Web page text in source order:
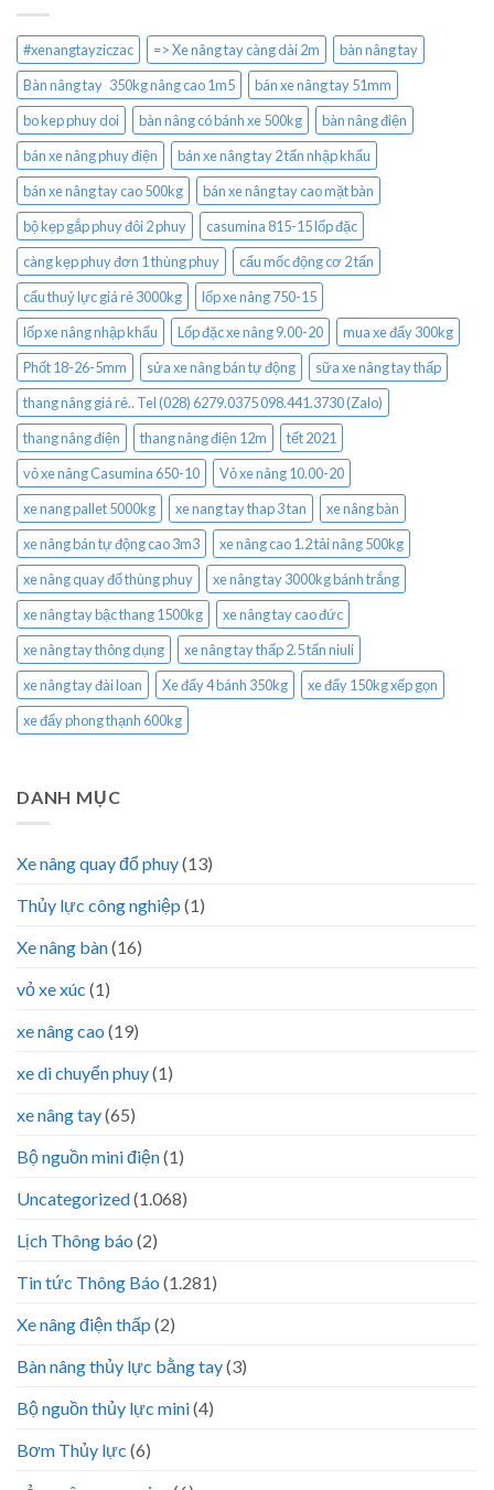
#xenangtayziczac => Xe nâng tay càng dài 2m
bàn nâng tay
Bàn nâng tay 350kg nâng cao 1m5
bán xe nâng tay 51mm
bo kep phuy doi
bàn nâng có bánh xe 500kg
bàn nâng điện
bán xe nâng phuy điện
bán xe nâng tay 2 tấn nhập khẩu
bán xe nâng tay cao 500kg
bán xe nâng tay cao mặt bàn
bộ kẹp gắp phuy đôi 2 phuy
casumina 815-15 lốp đặc
càng kẹp phuy đơn 1 thùng phuy
cẩu mốc động cơ 2 tấn
cẩu thuỷ lực giá rẻ 3000kg
lốp xe nâng 750-15
lốp xe nâng nhập khẩu
Lốp đặc xe nâng 9.00-20
mua xe đẩy 300kg
Phốt 18-26-5mm
sửa xe nâng bán tự động
sữa xe nâng tay thấp
thang nâng giá rẻ.. Tel (028) 6279.0375 098.441.3730 (Zalo)
thang nâng điện
thang nâng điện 12m
tết 2021
vỏ xe nâng Casumina 650-10
Vỏ xe nâng 10.00-20
xe nang pallet 5000kg
xe nang tay thap 3 tan
xe nâng bàn
xe nâng bán tự động cao 3m3
xe nâng cao 1.2 tải nâng 500kg
xe nâng quay đổ thùng phuy
xe nâng tay 3000kg bánh trắng
xe nâng tay bậc thang 1500kg
xe nâng tay cao đức
xe nâng tay thông dụng
xe nâng tay thấp 2.5 tấn niuli
xe nâng tay đài loan
Xe đẩy 4 bánh 350kg
xe đẩy 150kg xếp gọn
xe đẩy phong thạnh 600kg
DANH MỤC
Xe nâng quay đổ phuy(13)
Thủy lực công nghiệp (1)
Xe nâng bàn(16)
vỏ xe xúc (1)
xe nâng cao (19)
xe di chuyển phuy(1)
xe nâng tay(65)
Bộ nguồn mini điện(1)
Uncategorized(1.068)
Lịch Thông báo (2)
Tin tức Thông Báo (1.281)
Xe nâng điện thấp (2)
Bàn nâng thủy lực bằng tay(3)
Bộ nguồn thủy lực mini(4)
Bơm Thủy lực (6)